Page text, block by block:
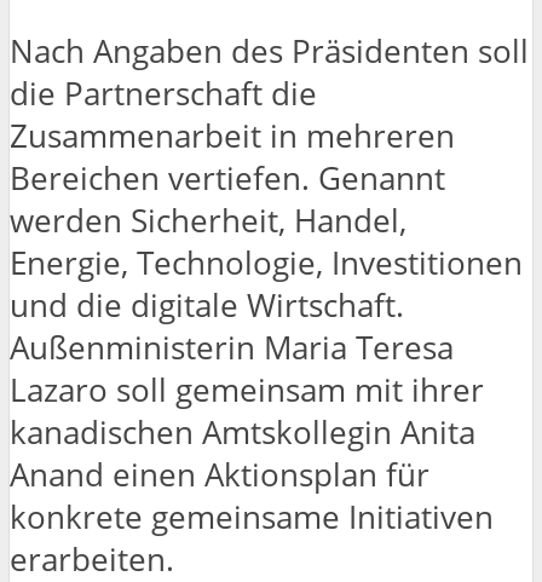
Nach Angaben des Präsidenten soll
die Partnerschaft die
Zusammenarbeit in mehreren
Bereichen vertiefen. Genannt
werden Sicherheit, Handel,
Energie, Technologie, Investitionen
und die digitale Wirtschaft.
Außenministerin Maria Teresa
Lazaro soll gemeinsam mit ihrer
kanadischen Amtskollegin Anita
Anand einen Aktionsplan für
konkrete gemeinsame Initiativen
erarbeiten.